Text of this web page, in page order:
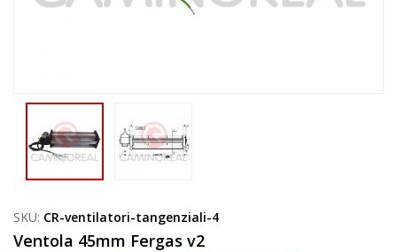
SKU: CR-ventilatori-tangenziali-4
Ventola 45mm Fergas v2